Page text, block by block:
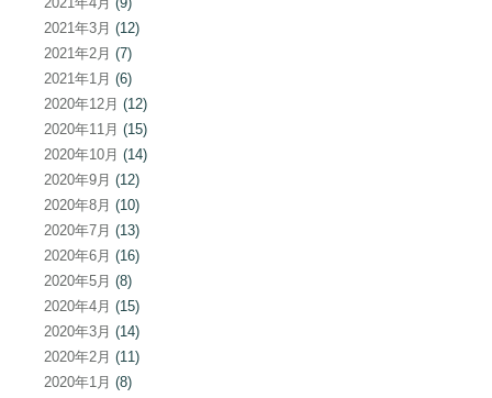
2021年3月 (12)
2021年2月 (7)
2021年1月 (6)
2020年12月 (12)
2020年11月 (15)
2020年10月 (14)
2020年9月 (12)
2020年8月 (10)
2020年7月 (13)
2020年6月 (16)
2020年5月 (8)
2020年4月 (15)
2020年3月 (14)
2020年2月 (11)
2020年1月 (8)